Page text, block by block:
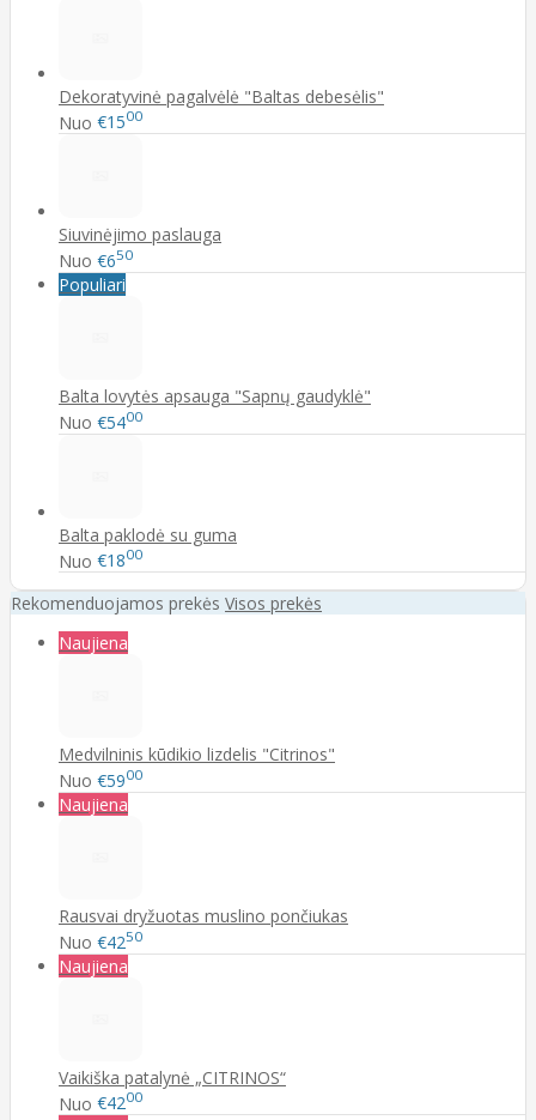
Dekoratyvinė pagalvėlė "Baltas debesėlis"
Nuo €1500
Siuvinėjimo paslauga
Nuo €650
Populiari
Balta lovytės apsauga "Sapnų gaudyklė"
Nuo €5400
Balta paklodė su guma
Nuo €1800
Rekomenduojamos prekės Visos prekės
Naujiena
Medvilninis kūdikio lizdelis "Citrinos"
Nuo €5900
Naujiena
Rausvai dryžuotas muslino pončiukas
Nuo €4250
Naujiena
Vaikiška patalynė „CITRINOS“
Nuo €4200